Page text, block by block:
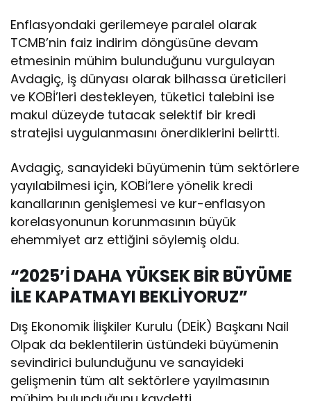
Enflasyondaki gerilemeye paralel olarak
TCMB’nin faiz indirim döngüsüne devam
etmesinin mühim bulunduğunu vurgulayan
Avdagiç, iş dünyası olarak bilhassa üreticileri
ve KOBİ’leri destekleyen, tüketici talebini ise
makul düzeyde tutacak selektif bir kredi
stratejisi uygulanmasını önerdiklerini belirtti.
Avdagiç, sanayideki büyümenin tüm sektörlere
yayılabilmesi için, KOBİ’lere yönelik kredi
kanallarının genişlemesi ve kur-enflasyon
korelasyonunun korunmasının büyük
ehemmiyet arz ettiğini söylemiş oldu.
“2025’İ DAHA YÜKSEK BİR BÜYÜME
İLE KAPATMAYI BEKLİYORUZ”
Dış Ekonomik İlişkiler Kurulu (DEİK) Başkanı Nail
Olpak da beklentilerin üstündeki büyümenin
sevindirici bulunduğunu ve sanayideki
gelişmenin tüm alt sektörlere yayılmasının